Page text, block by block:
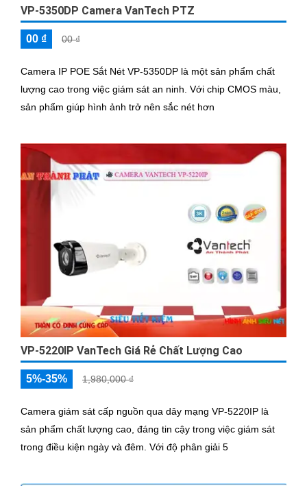
VP-5350DP Camera VanTech PTZ
00 ₫ 00 ₫
Camera IP POE Sắt Nét VP-5350DP là một sản phẩm chất
lượng cao trong việc giám sát an ninh. Với chip CMOS màu,
sản phẩm giúp hình ảnh trở nên sắc nét hơn
VP-5220IP VanTech Giá Rẻ Chất Lượng Cao
5%-35% 1,980,000 ₫
Camera giám sát cấp nguồn qua dây mạng VP-5220IP là
sản phẩm chất lượng cao, đáng tin cậy trong việc giám sát
trong điều kiện ngày và đêm. Với độ phân giải 5